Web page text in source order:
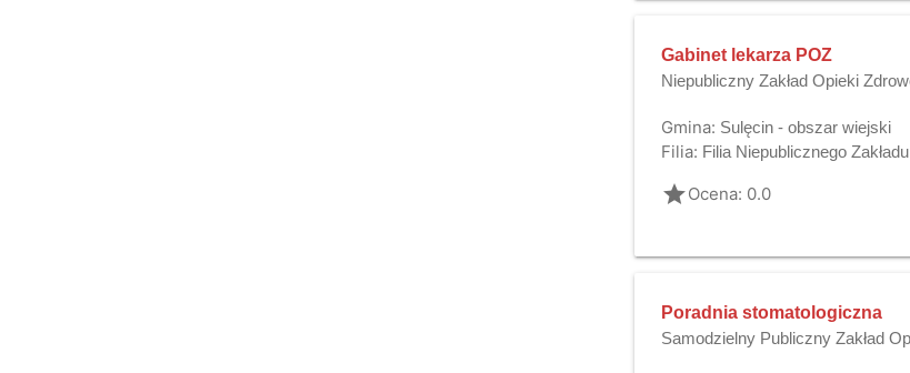
Gabinet lekarza POZ
Niepubliczny Zakład Opieki
Gmina: Sulęcin - obszar wiejski
Filia: Filia Niepublicznego
gradeOcena: 0.0
Poradnia stomatologiczna
Samodzielny Publiczny Zakład